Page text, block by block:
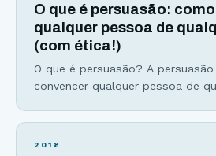
sentimentos através das
O que é persuasão:
qualquer pessoa de
(com ética!)
O que é persuasão? A
convencer qualquer pessoa de
fazerem aquilo que você deseja
2018